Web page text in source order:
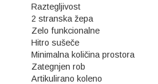
Raztegljivost
2 stranska žepa
Zelo funkcionalne
Hitro sušeče
Minimalna količina prostora
Zategnjen rob
Artikulirano koleno